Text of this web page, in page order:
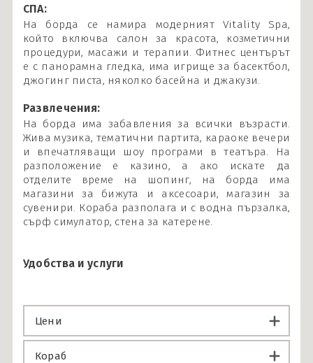
СПА:
На борда се намира модерният Vitality Spa,
който включва салон за красота, козметични
процедури, масажи и терапии. Фитнес центърът
е с панорамна гледка, има игрище за басектбол,
джогинг писта, няколко басейна и джакузи.
Развлечения:
На борда има забавления за всички възрасти.
Жива музика, тематични партита, караоке вечери
и впечатляващи шоу програми в театъра. На
разположение е казино, а ако искате да
отделите време на шопинг, на борда има
магазини за бижута и аксесоари, магазин за
сувенири. Кораба разполага и с водна пързалка,
сърф симулатор, стена за катерене.
Удобства и услуги
Цени
Кораб